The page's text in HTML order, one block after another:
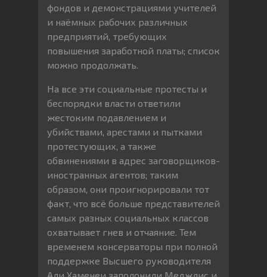
фондов и демонстрациями учителей
и наёмных рабочих различных
предприятий, требующих
повышения заработной платы; список
можно продолжать.
На все эти социальные протесты и
беспорядки власти ответили
жестоким подавлением и
убийствами, арестами и пытками
протестующих, а также
обвинениями в адрес заговорщиков-
иностранных агентов; таким
образом, они проигнорировали тот
факт, что всё больше представителей
самых разных социальных классов
охватывает гнев и отчаяние. Тем
временем консерваторы при полной
поддержке Высшего руководителя